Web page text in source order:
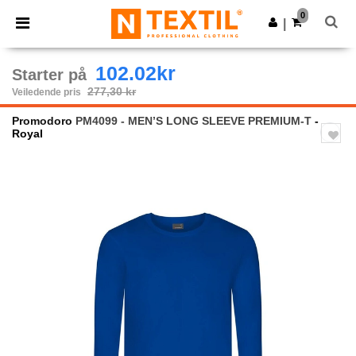
× Ntextil-app
Bedre priser i appen!
Last ned app
0
Starter på 102.02kr
Veiledende pris 277,30 kr
Promodoro PM4099 - MEN’S LONG SLEEVE PREMIUM-T -
Royal